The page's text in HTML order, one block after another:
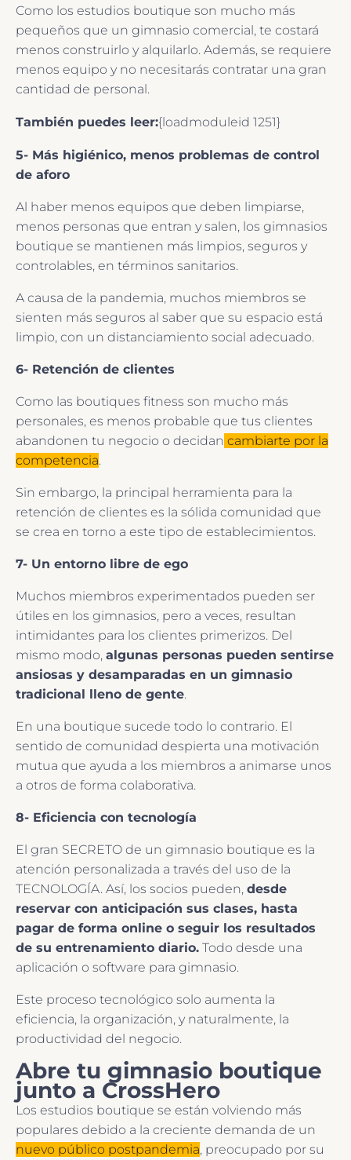
Como los estudios boutique son mucho más
pequeños que un gimnasio comercial, te costará
menos construirlo y alquilarlo. Además, se requiere
menos equipo y no necesitarás contratar una gran
cantidad de personal.
También puedes leer:{loadmoduleid 1251}
5- Más higiénico, menos problemas de control
de aforo
Al haber menos equipos que deben limpiarse,
menos personas que entran y salen, los gimnasios
boutique se mantienen más limpios, seguros y
controlables, en términos sanitarios.
A causa de la pandemia, muchos miembros se
sienten más seguros al saber que su espacio está
limpio, con un distanciamiento social adecuado.
6- Retención de clientes
Como las boutiques fitness son mucho más
personales, es menos probable que tus clientes
abandonen tu negocio o decidan cambiarte por la
competencia.
Sin embargo, la principal herramienta para la
retención de clientes es la sólida comunidad que
se crea en torno a este tipo de establecimientos.
7- Un entorno libre de ego
Muchos miembros experimentados pueden ser
útiles en los gimnasios, pero a veces, resultan
intimidantes para los clientes primerizos. Del
mismo modo, algunas personas pueden sentirse
ansiosas y desamparadas en un gimnasio
tradicional lleno de gente.
En una boutique sucede todo lo contrario. El
sentido de comunidad despierta una motivación
mutua que ayuda a los miembros a animarse unos
a otros de forma colaborativa.
8- Eficiencia con tecnología
El gran SECRETO de un gimnasio boutique es la
atención personalizada a través del uso de la
TECNOLOGÍA. Así, los socios pueden, desde
reservar con anticipación sus clases, hasta
pagar de forma online o seguir los resultados
de su entrenamiento diario. Todo desde una
aplicación o software para gimnasio.
Este proceso tecnológico solo aumenta la
eficiencia, la organización, y naturalmente, la
productividad del negocio.
Abre tu gimnasio boutique
junto a CrossHero
Los estudios boutique se están volviendo más
populares debido a la creciente demanda de un
nuevo público postpandemia, preocupado por su